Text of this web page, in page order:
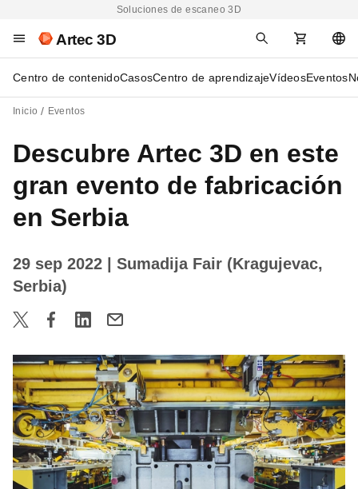
Soluciones de escaneo 3D
Artec 3D
Centro de contenidoCasosCentro de aprendizajeVídeosEventos
Inicio Eventos
Descubre Artec 3D en este
gran evento de fabricación
en Serbia
29 sep 2022
| Sumadija Fair (Kragujevac,
Serbia)